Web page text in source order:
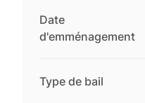
Date
d'emménagement
Type de bail